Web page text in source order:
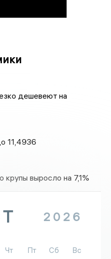
дешевеют на
11,4936
крупы выросло на 7,1%
2026
Чт Пт Сб
Вс